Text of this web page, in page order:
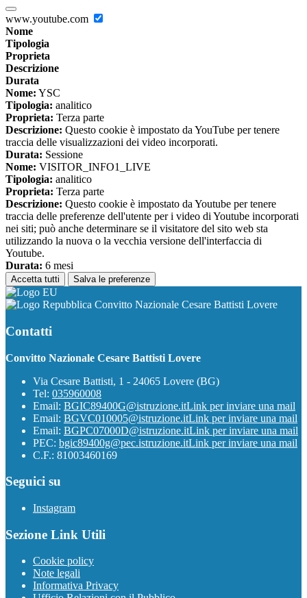
www.youtube.com
Nome
Tipologia
Proprieta
Descrizione
Durata
Nome: YSC
Tipologia: analitico
Proprieta: Terza parte
Descrizione: Questo cookie è impostato da YouTube per tenere
traccia delle visualizzazioni dei video incorporati.
Durata: Sessione
Nome: VISITOR_INFO1_LIVE
Tipologia: analitico
Proprieta: Terza parte
Descrizione: Questo cookie è impostato da Youtube per tenere
traccia delle preferenze dell'utente per i video di Youtube incorporati
nei siti; può anche determinare se il visitatore del sito web sta
utilizzando la nuova o la vecchia versione dell'interfaccia di
Youtube.
Durata: 6 mesi
Accetta tutti Salva le preferenze
Convitto Nazionale Cesare Battisti Lovere
Contatti
Convitto Nazionale Cesare Battisti Lovere
Via Cesare Battisti, 1 - 24065 Lovere (BG)
Tel: 035960008
Email: BGIC89400G@istruzione.itLink per inviare una mail
Email: BGVC010005@istruzione.itLink per inviare una mail
Email: BGPC07000D@istruzione.itLink per inviare una mail
PEC: bgic89400g@pec.istruzione.itLink per inviare una mail
C.F.: 81003460169
Seguici su
Instagram
Sezione Link Utili
Cookie policy
Note legali
Informativa Privacy